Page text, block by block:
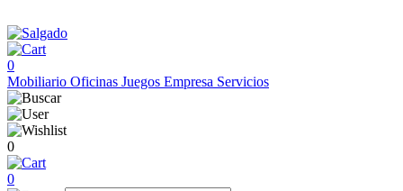
0
Mobiliario Oficinas Juegos Empresa Servicios
0
0